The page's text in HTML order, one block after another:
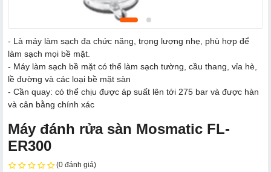
- Là máy làm sạch đa chức năng, trọng lượng nhẹ, phù hợp để
làm sạch mọi bề mặt.
- Máy làm sạch bề mặt có thể làm sạch tường, cầu thang, vỉa hè,
lề đường và các loại bề mặt sàn
- Cần quay: có thể chịu được áp suất lên tới 275 bar và được hàn
và cân bằng chính xác
Máy đánh rửa sàn Mosmatic FL-
ER300
(0 đánh giá)